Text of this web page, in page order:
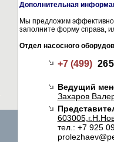
Дополнительная
Мы предложим
заполните форму справа,
Отдел насосного
+7 (499)
Ведущий
Захаров
тел.: +7 925